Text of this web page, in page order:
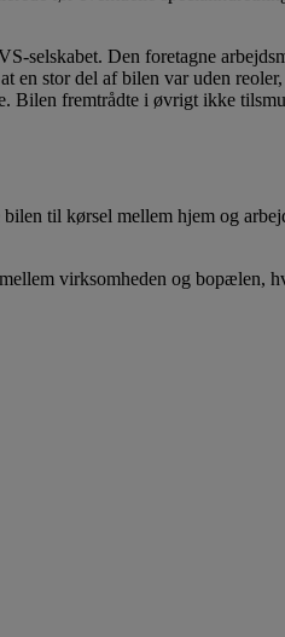
selskabet. Den foretagne
stor del af bilen var uden reoler,
Bilen fremtrådte i øvrigt ikke
til kørsel mellem hjem og
virksomheden og bopælen,